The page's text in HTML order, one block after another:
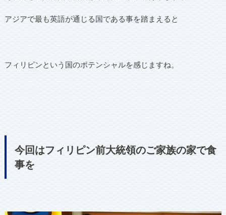
アジアで最も英語が通じる国である事を踏まえると
フィリピンという国のポテンシャルを感じますね。
今回はフィリピン前大統領のご家族の家で食
事を